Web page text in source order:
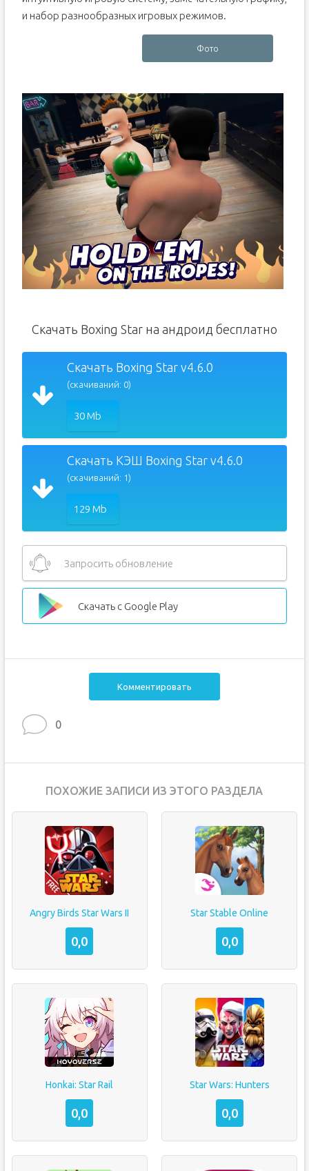
и набор разнообразных игровых режимов.
Фото
Скачать Boxing Star на андроид бесплатно
Скачать Boxing Star v4.6.0
(скачиваний: 0)
30 Mb
Скачать КЭШ Boxing Star v4.6.0
(скачиваний: 1)
129 Mb
Запросить обновление
Скачать с Google Play
Комментировать
0
ПОХОЖИЕ ЗАПИСИ ИЗ ЭТОГО РАЗДЕЛА
Angry Birds Star Wars II
0,0
Star Stable Online
0,0
Honkai: Star Rail
0,0
Star Wars: Hunters
0,0